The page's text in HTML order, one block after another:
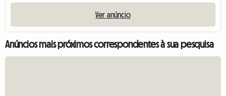
Ver anúncio
Anúncios mais próximos correspondentes à sua pesquisa